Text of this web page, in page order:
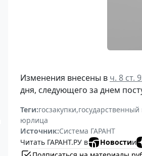
Изменения внесены в ч. 8 ст.
дня, следующего за днем
Теги:госзакупки,
юрлица
Источник:Система ГАРАНТ
Читать ГАРАНТ.РУ в
Новостии